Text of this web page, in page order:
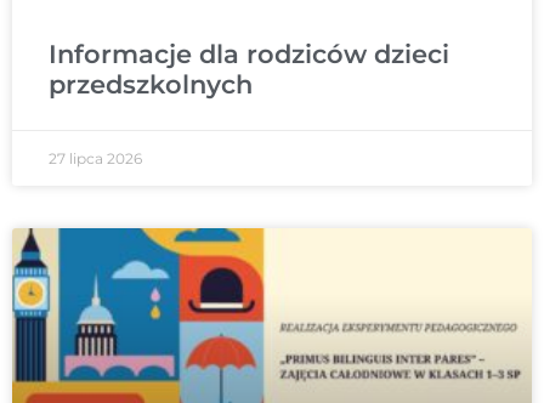
Informacje dla rodziców dzieci
przedszkolnych
27 lipca 2026